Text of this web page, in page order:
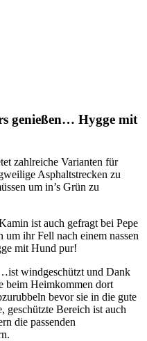
genießen… Hygge mit
zahlreiche Varianten für
Asphaltstrecken zu
um in’s Grün zu
ist auch gefragt bei Pepe
um ihr Fell nach einem nassen
mit Hund pur!
windgeschützt und Dank
beim Heimkommen dort
bevor sie in die gute
geschützte Bereich ist auch
die passenden